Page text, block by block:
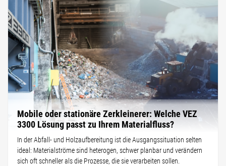
Mobile oder stationäre Zerkleinerer: Welche VEZ
3300 Lösung passt zu Ihrem Materialfluss?
In der Abfall- und Holzaufbereitung ist die Ausgangssituation selten
ideal: Materialströme sind heterogen, schwer planbar und verändern
sich oft schneller als die Prozesse, die sie verarbeiten sollen.